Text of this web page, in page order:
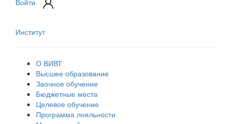
Войти
Институт
О ВИВТ
Высшее образование
Заочное обучение
Бюджетные места
Целевое обучение
Программа лояльности